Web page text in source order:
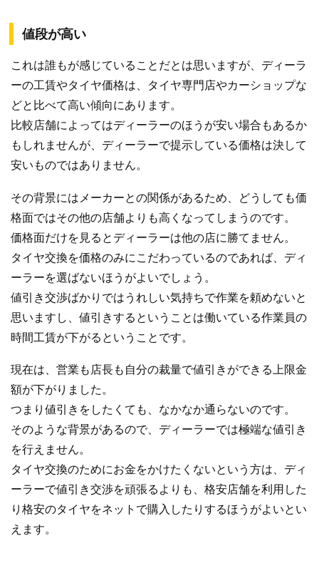
値段が高い
これは誰もが感じていることだとは思いますが、ディーラ
ーの工賃やタイヤ価格は、タイヤ専門店やカーショップな
どと比べて高い傾向にあります。
比較店舗によってはディーラーのほうが安い場合もあるか
もしれませんが、ディーラーで提示している価格は決して
安いものではありません。
その背景にはメーカーとの関係があるため、どうしても価
格面ではその他の店舗よりも高くなってしまうのです。
価格面だけを見るとディーラーは他の店に勝てません。
タイヤ交換を価格のみにこだわっているのであれば、ディ
ーラーを選ばないほうがよいでしょう。
値引き交渉ばかりではうれしい気持ちで作業を頼めないと
思いますし、値引きするということは働いている作業員の
時間工賃が下がるということです。
現在は、営業も店長も自分の裁量で値引きができる上限金
額が下がりました。
つまり値引きをしたくても、なかなか通らないのです。
そのような背景があるので、ディーラーでは極端な値引き
を行えません。
タイヤ交換のためにお金をかけたくないという方は、ディ
ーラーで値引き交渉を頑張るよりも、格安店舗を利用した
り格安のタイヤをネットで購入したりするほうがよいとい
えます。